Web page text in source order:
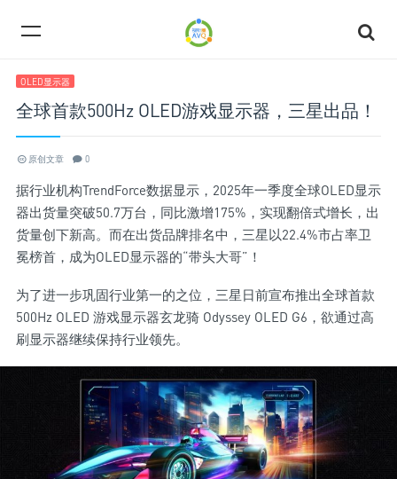
OLED显示器
全球首款500Hz OLED游戏显示器，三星出品！
原创文章 0
据行业机构TrendForce数据显示，2025年一季度全球OLED显示
器出货量突破50.7万台，同比激增175%，实现翻倍式增长，出
货量创下新高。而在出货品牌排名中，三星以22.4%市占率卫
冕榜首，成为OLED显示器的“带头大哥”！
为了进一步巩固行业第一的之位，三星日前宣布推出全球首款
500Hz OLED 游戏显示器玄龙骑 Odyssey OLED G6，欲通过高
刷显示器继续保持行业领先。